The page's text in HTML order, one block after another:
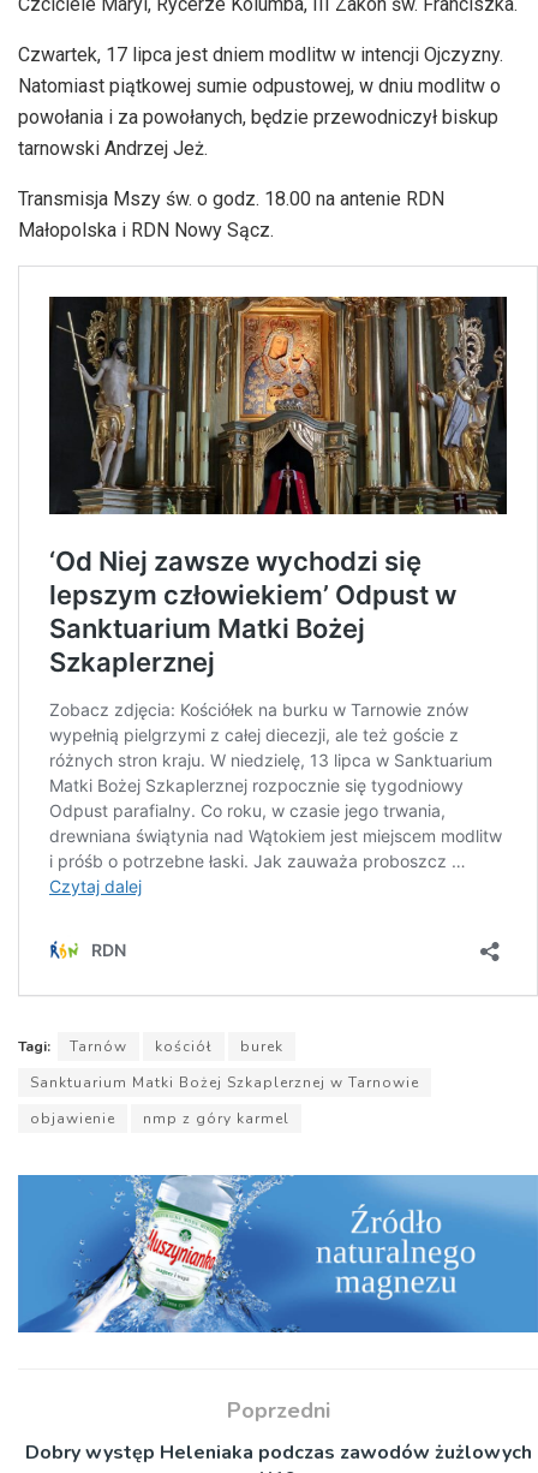
Czwartek, 17 lipca jest dniem modlitw w intencji Ojczyzny.
Natomiast piątkowej sumie odpustowej, w dniu modlitw o
powołania i za powołanych, będzie przewodniczył biskup
tarnowski Andrzej Jeż.
Transmisja Mszy św. o godz. 18.00 na antenie RDN
Małopolska i RDN Nowy Sącz.
Tagi: Tarnów kościół
burek
Sanktuarium Matki Bożej Szkaplerznej w Tarnowie
objawienie
nmp z góry karmel
Poprzedni
Dobry występ Heleniaka podczas zawodów żużlowych